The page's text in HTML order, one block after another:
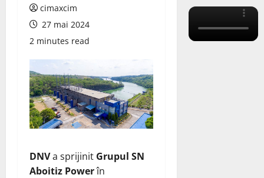
cimaxcim
27 mai 2024
2 minutes read
DNVa sprijinit Grupul SN
Aboitiz Powerîn